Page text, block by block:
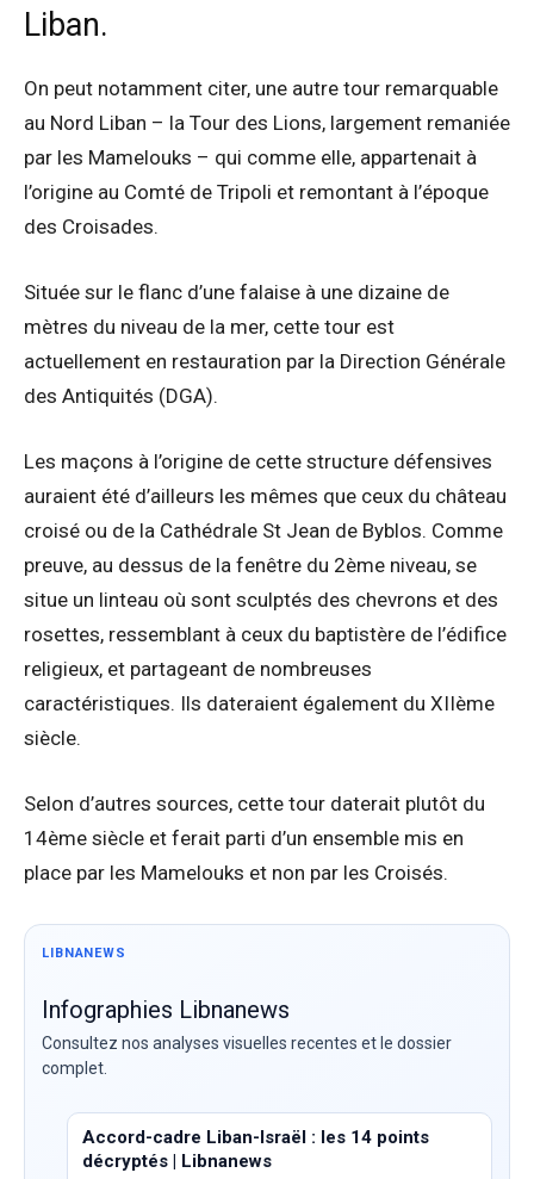
Liban.
On peut notamment citer, une autre tour remarquable
au Nord Liban – la Tour des Lions, largement remaniée
par les Mamelouks – qui comme elle, appartenait à
l’origine au Comté de Tripoli et remontant à l’époque
des Croisades.
Située sur le flanc d’une falaise à une dizaine de
mètres du niveau de la mer, cette tour est
actuellement en restauration par la Direction Générale
des Antiquités (DGA).
Les maçons à l’origine de cette structure défensives
auraient été d’ailleurs les mêmes que ceux du château
croisé ou de la Cathédrale St Jean de Byblos. Comme
preuve, au dessus de la fenêtre du 2ème niveau, se
situe un linteau où sont sculptés des chevrons et des
rosettes, ressemblant à ceux du baptistère de l’édifice
religieux, et partageant de nombreuses
caractéristiques. Ils dateraient également du XIIème
siècle.
Selon d’autres sources, cette tour daterait plutôt du
14ème siècle et ferait parti d’un ensemble mis en
place par les Mamelouks et non par les Croisés.
LIBNANEWS
Infographies Libnanews
Consultez nos analyses visuelles recentes et le dossier
complet.
Accord-cadre Liban-Israël : les 14 points
décryptés | Libnanews